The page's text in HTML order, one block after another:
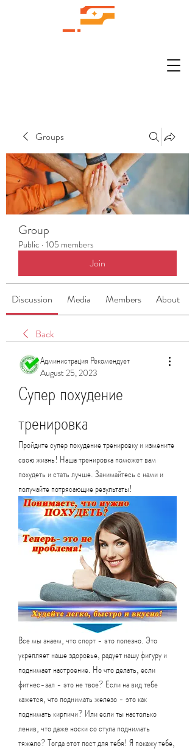
Groups
Group
Public · 105 members
Join
Discussion Media Members About
Back
Администрация Рекомендует
August 25, 2023
Супер похудение
тренировка
Пройдите супер похудение тренировку и измените
свою жизнь! Наша тренировка поможет вам
похудеть и стать лучше. Занимайтесь с нами и
получайте потрясающие результаты!
Все мы знаем, что спорт - это полезно. Это
укрепляет наше здоровье, радует нашу фигуру и
поднимает настроение. Но что делать, если
фитнес-зал - это не твое? Если на вид тебе
кажется, что поднимать железо - это как
поднимать кирпичи? Или если ты настолько
ленив, что даже носки со стула поднимать
тяжело? Тогда этот пост для тебя! Я покажу тебе,